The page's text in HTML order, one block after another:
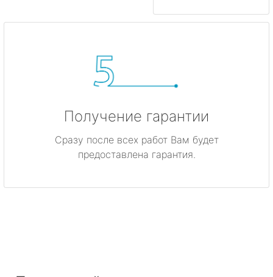
Получение гарантии
Сразу после всех работ Вам будет
предоставлена гарантия.